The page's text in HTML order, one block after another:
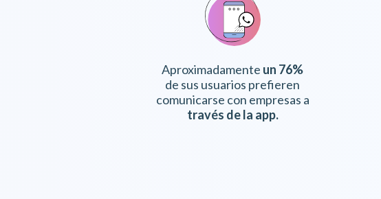
Aproximadamente un 76%
de sus usuarios prefieren
comunicarse con empresas a
través de la app.